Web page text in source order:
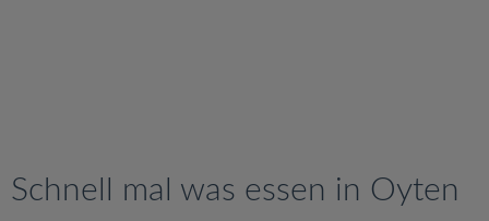
Schnell mal was essen in Oyten
n